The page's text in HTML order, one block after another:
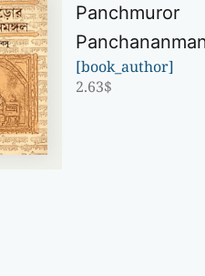
Panchmuror
[book_author]
2.63$